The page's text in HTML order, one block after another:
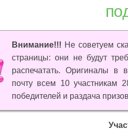
Внимание!!! Не советуем
страницы: они не будут
распечатать. Оригиналы в
почту всем 10 участникам
победителей и раздача